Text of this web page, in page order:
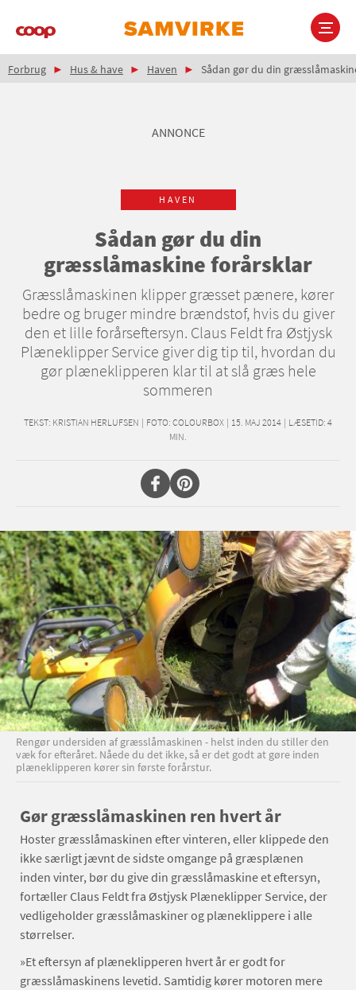
Main
Brødkrumme
Forbrug Hus & have Haven Sådan gør du din
ANNONCE
HAVEN
Sådan gør du din
græsslåmaskine forårsklar
Græsslåmaskinen klipper græsset pænere, kører
bedre og bruger mindre brændstof, hvis du giver
den et lille forårseftersyn. Claus Feldt fra Østjysk
Plæneklipper Service giver dig tip til, hvordan du
gør plæneklipperen klar til at slå græs hele
sommeren
TEKST: KRISTIAN HERLUFSEN | FOTO: COLOURBOX | 15. MAJ 2014 | LÆSETID: 4
MIN.
Rengør undersiden af græsslåmaskinen - helst inden du stiller den
væk for efteråret. Nåede du det ikke, så er det godt at gøre inden
plæneklipperen kører sin første forårstur.
Gør græsslåmaskinen ren hvert år
Hoster græsslåmaskinen efter vinteren, eller klippede den
ikke særligt jævnt de sidste omgange på græsplænen
inden vinter, bør du give din græsslåmaskine et eftersyn,
fortæller Claus Feldt fra Østjysk Plæneklipper Service, der
vedligeholder græsslåmaskiner og plæneklippere i alle
størrelser.
»Et eftersyn af plæneklipperen hvert år er godt for
græsslåmaskinens levetid. Samtidig kører motoren mere